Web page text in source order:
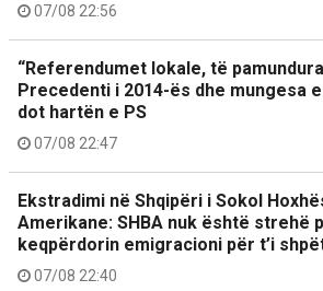
07/08 22:56
“Referendumet lokale, të
Precedenti i 2014-ës dhe mungesa
dot hartën e PS
07/08 22:47
Ekstradimi në Shqipëri i Sokol
Amerikane: SHBA nuk është strehë
keqpërdorin emigracioni për t’i
07/08 22:40